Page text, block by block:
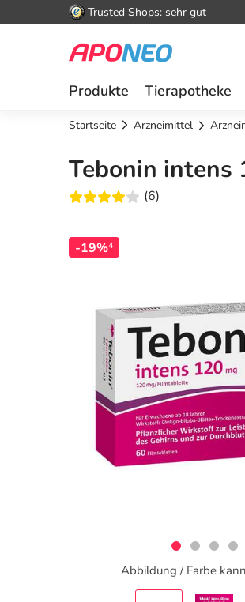
Trusted Shops: sehr gut
Produkte Tierapotheke
Startseite Arzneimittel
Tebonin intens
(6)
-19%4
Abbildung / Farbe